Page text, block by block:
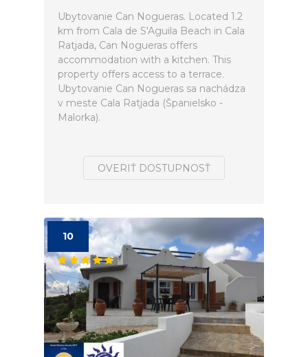
Ubytovanie Can Nogueras. Located 1.2
km from Cala de S'Aguila Beach in Cala
Ratjada, Can Nogueras offers
accommodation with a kitchen. This
property offers access to a terrace.
Ubytovanie Can Nogueras sa nachádza
v meste Cala Ratjada (Španielsko -
Malorka).
OVERIŤ DOSTUPNOSŤ
10